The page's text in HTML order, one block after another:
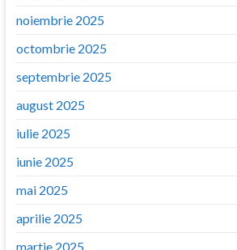
noiembrie 2025
octombrie 2025
septembrie 2025
august 2025
iulie 2025
iunie 2025
mai 2025
aprilie 2025
martie 2025